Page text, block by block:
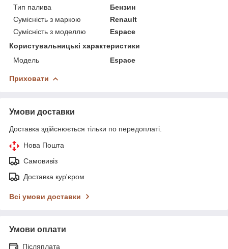
Тип палива
Бензин
Сумісність з маркою
Renault
Сумісність з моделлю
Espace
Користувальницькі характеристики
Модель
Espace
Приховати
Умови доставки
Доставка здійснюється тільки по передоплаті.
Нова Пошта
Самовивіз
Доставка кур'єром
Всі умови доставки
Умови оплати
Післяплата